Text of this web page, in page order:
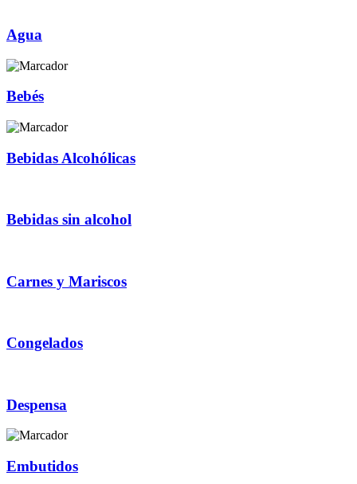
Agua
Bebés
Bebidas Alcohólicas
Bebidas sin alcohol
Carnes y Mariscos
Congelados
Despensa
Embutidos